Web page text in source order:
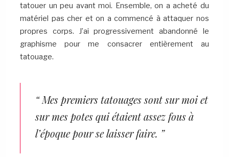
tatouer un peu avant moi. Ensemble, on a acheté du
matériel pas cher et on a commencé à attaquer nos
propres corps. J’ai progressivement abandonné le
graphisme pour me consacrer entièrement au
tatouage.
“ Mes premiers tatouages sont sur moi et
sur mes potes qui étaient assez fous à
l’époque pour se laisser faire. ”